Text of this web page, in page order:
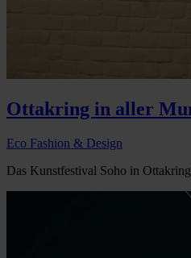
Ottakring in aller
Eco Fashion & Design
Das Kunstfestival Soho in